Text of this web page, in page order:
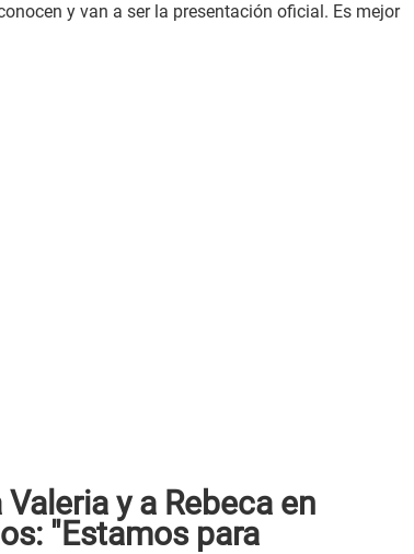
y van a ser la presentación oficial. Es mejor
y a Rebeca en
"Estamos para